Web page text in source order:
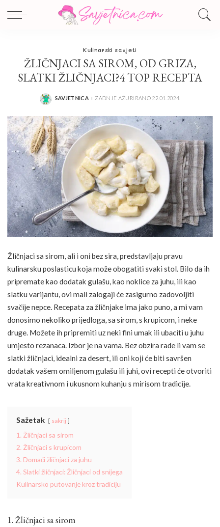
Kulinarski savjeti
ŽLIČNJACI SA SIROM, OD GRIZA,
SLATKI ŽLIČNJACI?4 TOP RECEPTA
POSTED
SAVJETNICA ZADNJE AŽURIRANO 22.01.2024.
Žličnjaci sa sirom, ali i oni bez sira, predstavljaju pravu
kulinarsku poslasticu koja može obogatiti svaki stol. Bilo da ih
pripremate kao dodatak gulašu, kao noklice za juhu, ili kao
slatku varijantu, ovi mali zalogaji će zasigurno zadovoljiti
svačije nepce. Recepata za žličnjake ima jako puno, a mi vam
donosimo nekoliko prijedloga, sa sirom, s krupicom, i neke
druge. Možete ih pripremiti uz neki fini umak ili ubaciti u juhu
umjesto rezanaca. Izbor je na vama. Bez obzira rade li vam se
slatki žličnjaci, idealni za desert, ili oni koji će biti savršen
dodatak vašem omiljenom gulašu ili juhi, ovi recepti će otvoriti
vrata kreativnom i ukusnom kuhanju s mirisom tradicije.
Sažetak sakrij
1. Žličnjaci sa sirom
2. Žličnjaci s krupicom
3. Domaći žličnjaci za juhu
4. Slatki žličnjaci: Žličnjaci od snijega
Kulinarsko putovanje kroz tradiciju
1. Žličnjaci sa sirom